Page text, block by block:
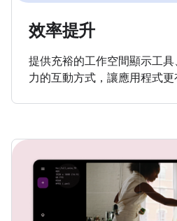
效率提升
提供充裕的工作空間顯示工
力的互動方式，讓應用程式更